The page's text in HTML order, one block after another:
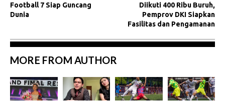
Football 7 Siap Guncang
Dunia
Diikuti 400 Ribu Buruh,
Pemprov DKI Siapkan
Fasilitas dan Pengamanan
MORE FROM AUTHOR